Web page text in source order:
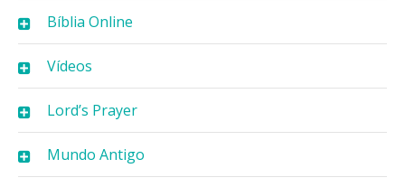
Bíblia Online
Vídeos
Lord’s Prayer
Mundo Antigo